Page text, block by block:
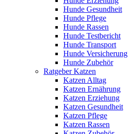
Hunde Gesundheit
Hunde Pflege
Hunde Rassen
Hunde Testbericht
Hunde Transport
Hunde Versicherung
Hunde Zubehör
Ratgeber Katzen
Katzen Alltag
Katzen Ernährung
Katzen Erziehung
Katzen Gesundheit
Katzen Pflege
Katzen Rassen